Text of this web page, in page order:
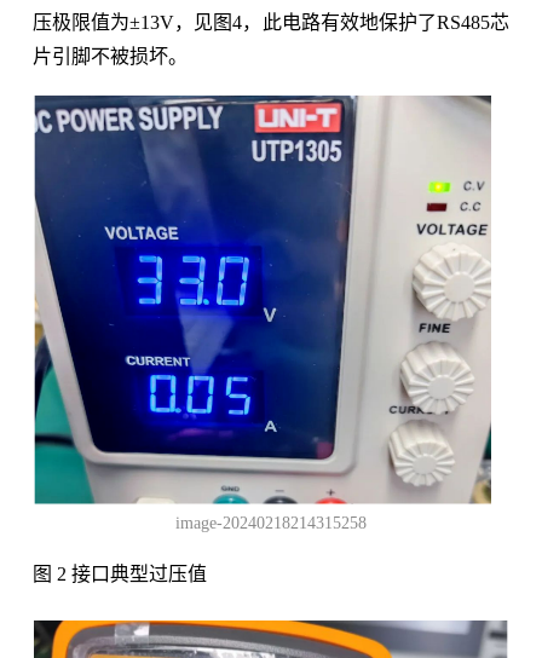
压极限值为±13V，见图4，此电路有效地保护了RS485芯
片引脚不被损坏。
image-20240218214315258
图 2 接口典型过压值